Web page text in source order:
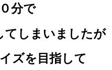
分で
てしまいましたが
ズを目指して